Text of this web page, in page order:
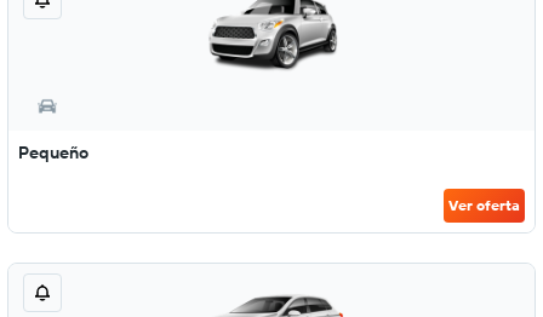
Pequeño
Ver oferta